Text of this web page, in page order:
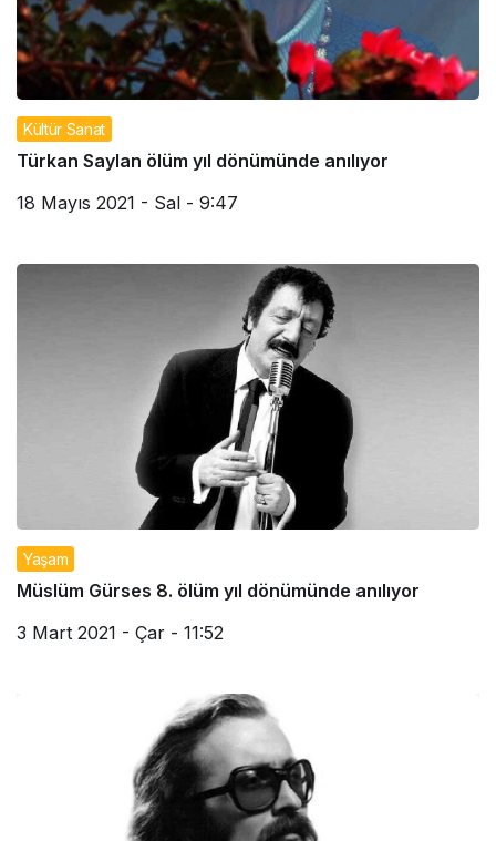
Kültür Sanat
Türkan Saylan ölüm yıl dönümünde anılıyor
18 Mayıs 2021 - Sal - 9:47
Yaşam
Müslüm Gürses 8. ölüm yıl dönümünde anılıyor
3 Mart 2021 - Çar - 11:52